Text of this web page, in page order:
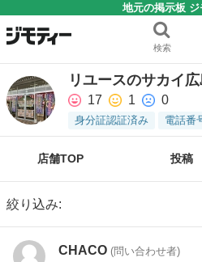
地元の掲示板 ジ
検索
リユースのサカイ広
17 1 0
身分証認証済み 電話番
店舗TOP 投稿
絞り込み:
CHACO (問い合わせ者)